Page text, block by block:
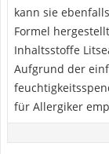
kann sie
Formel
Inhaltsstoffe
Aufgrund der
für Allergiker